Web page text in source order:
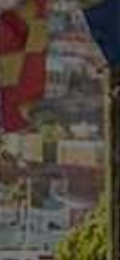
ACTIVITÉS
ACTIVITÉS